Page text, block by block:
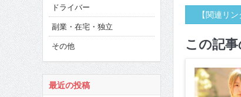
【関連リ
この記
ドライバー
副業・在宅・独立
その他
最近の投稿